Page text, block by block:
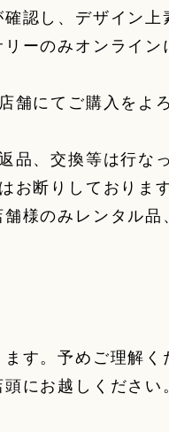
認し、デザイン上
ーのみオンライン
舗にてご購入をよ
品、交換等は行な
お断りしております
様のみレンタル品
す。予めご理解く
にお越しください